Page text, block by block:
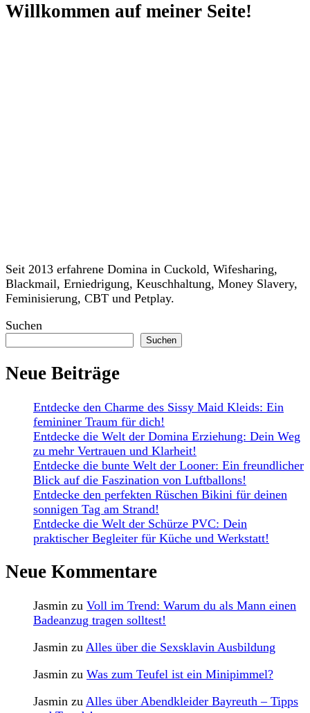
Willkommen auf meiner Seite!
Seit 2013 erfahrene Domina in Cuckold, Wifesharing,
Blackmail, Erniedrigung, Keuschhaltung, Money Slavery,
Feminisierung, CBT und Petplay.
Suchen
Suchen
Neue Beiträge
Entdecke den Charme des Sissy Maid Kleids: Ein
femininer Traum für dich!
Entdecke die Welt der Domina Erziehung: Dein Weg
zu mehr Vertrauen und Klarheit!
Entdecke die bunte Welt der Looner: Ein freundlicher
Blick auf die Faszination von Luftballons!
Entdecke den perfekten Rüschen Bikini für deinen
sonnigen Tag am Strand!
Entdecke die Welt der Schürze PVC: Dein
praktischer Begleiter für Küche und Werkstatt!
Neue Kommentare
Jasmin zu Voll im Trend: Warum du als Mann einen
Badeanzug tragen solltest!
Jasmin zu Alles über die Sexsklavin Ausbildung
Jasmin zu Was zum Teufel ist ein Minipimmel?
Jasmin zu Alles über Abendkleider Bayreuth – Tipps